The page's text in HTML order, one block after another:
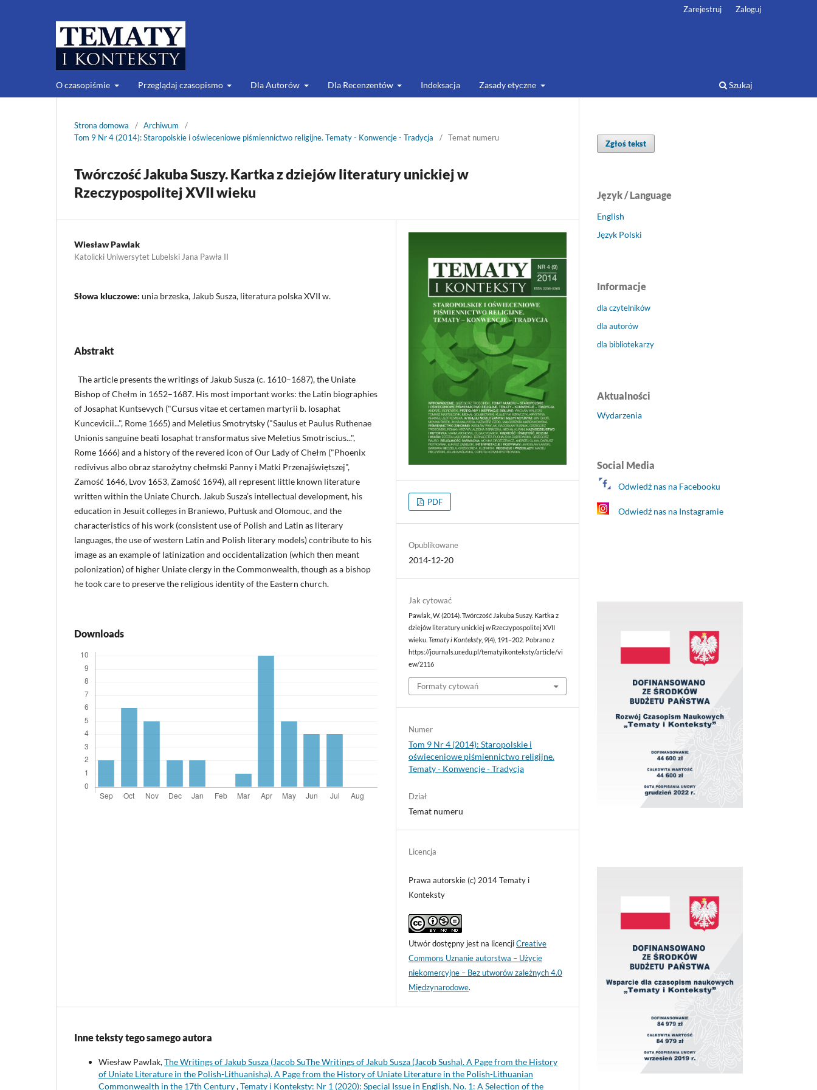
O czasopiśmie Przeglądaj czasopismo Dla Autorów Dla Recenzentów Indeksacja Zasady etyczne Szukaj
Zarejestruj Zaloguj
Strona domowa / Archiwum
/
Tom 9 Nr 4 (2014): Staropolskie i oświeceniowe piśmiennictwo religijne. Tematy - Konwencje - Tradycja
/ Temat numeru
Twórczość Jakuba Suszy. Kartka z dziejów literatury unickiej w
Rzeczypospolitej XVII wieku
Wiesław Pawlak
Katolicki Uniwersytet Lubelski Jana Pawła II
Słowa kluczowe: unia brzeska, Jakub Susza, literatura polska XVII w.
Abstrakt
The article presents the writings of Jakub Susza (c. 1610–1687), the Uniate
Bishop of Chełm in 1652–1687. His most important works: the Latin biographies
of Josaphat Kuntsevych ("Cursus vitae et certamen martyrii b. Iosaphat
Kuncevicii...", Rome 1665) and Meletius Smotrytsky ("Saulus et Paulus Ruthenae
Unionis sanguine beati Iosaphat transformatus sive Meletius Smotriscius...",
Rome 1666) and a history of the revered icon of Our Lady of Chełm ("Phoenix
redivivus albo obraz starożytny chełmski Panny i Matki Przenajświętszej",
Zamość 1646, Lvov 1653, Zamość 1694), all represent little known literature
written within the Uniate Church. Jakub Susza’s intellectual development, his
education in Jesuit colleges in Braniewo, Pułtusk and Olomouc, and the
characteristics of his work (consistent use of Polish and Latin as literary
languages, the use of western Latin and Polish literary models) contribute to his
image as an example of latinization and occidentalization (which then meant
polonization) of higher Uniate clergy in the Commonwealth, though as a bishop
he took care to preserve the religious identity of the Eastern church.
Downloads
PDF
Opublikowane
2014-12-20
Jak cytować
Pawlak, W. (2014). Twórczość Jakuba Suszy. Kartka z
dziejów literatury unickiej w Rzeczypospolitej XVII
wieku.Tematy i Konteksty, 9(4), 191–202. Pobrano z
https://journals.ur.edu.pl/tematyikonteksty/article/vi
ew/2116
Formaty cytowań
Numer
Tom 9 Nr 4 (2014): Staropolskie i
oświeceniowe piśmiennictwo religijne.
Tematy - Konwencje - Tradycja
Dział
Temat numeru
Licencja
Prawa autorskie (c) 2014 Tematy i
Konteksty
Utwór dostępny jest na licencjiCreative
Commons Uznanie autorstwa – Użycie
niekomercyjne – Bez utworów zależnych 4.0
Międzynarodowe.
Inne teksty tego samego autora
Wiesław Pawlak,The Writings of Jakub Susza (Jacob SuThe Writings of Jakub Susza (Jacob Susha). A Page from the History
of Uniate Literature in the Polish-Lithuanisha). A Page from the History of Uniate Literature in the Polish-Lithuanian
Commonwealth in the 17th Century,Tematy i Konteksty: Nr 1 (2020): Special Issue in English, No. 1: A Selection of the
Zgłoś tekst
Język / Language
English
Język Polski
Informacje
dla czytelników
dla autorów
dla bibliotekarzy
Aktualności
Wydarzenia
Social Media
Odwiedż nas na Facebooku
Odwiedź nas na Instagramie